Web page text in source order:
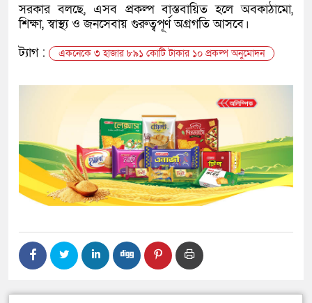
সরকার বলছে, এসব প্রকল্প বাস্তবায়িত হলে অবকাঠামো,
শিক্ষা, স্বাস্থ্য ও জনসেবায় গুরুত্বপূর্ণ অগ্রগতি আসবে।
ট্যাগ :
একনেকে ৩ হাজার ৮৯১ কোটি টাকার ১০ প্রকল্প অনুমোদন